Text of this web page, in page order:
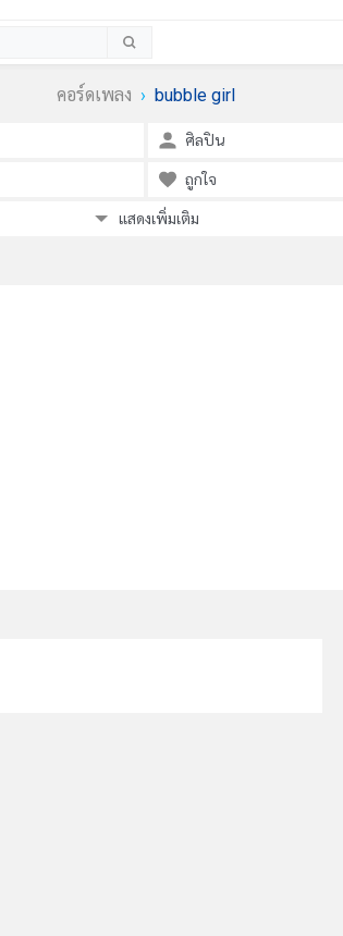
คอร์ดเพลง bubble girl
ศิลปิน
ถูกใจ
แสดงเพิ่มเติม